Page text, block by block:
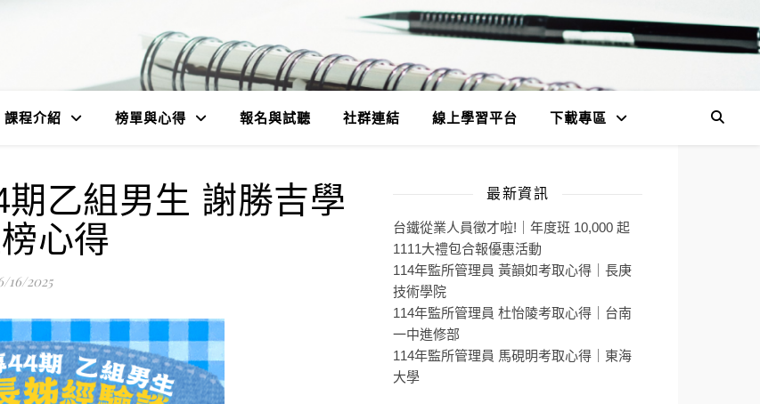
課程介紹 榜單與心得 報名與試聽 社群連結 線上學習平台 下載專區
期乙組男生 謝勝吉學
心得
16/2025
最新資訊
台鐵從業人員徵才啦!｜年度班 10,000 起
1111大禮包合報優惠活動
114年監所管理員 黃韻如考取心得｜長庚
技術學院
114年監所管理員 杜怡陵考取心得｜台南
一中進修部
114年監所管理員 馬硯明考取心得｜東海
大學